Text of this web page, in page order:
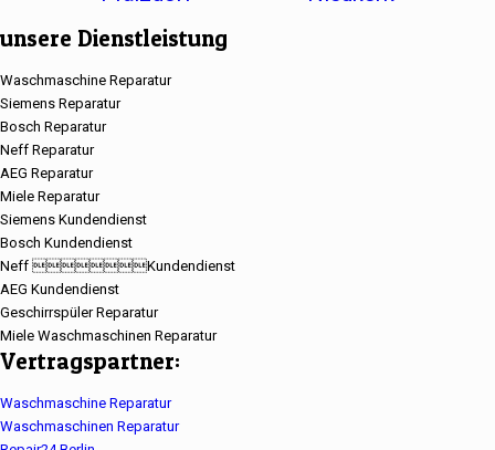
unsere Dienstleistung
Waschmaschine Reparatur
Siemens Reparatur
Bosch Reparatur
Neff Reparatur
AEG Reparatur
Miele Reparatur
Siemens Kundendienst
Bosch Kundendienst
Neff Kundendienst
AEG Kundendienst
Geschirrspüler Reparatur
Miele Waschmaschinen Reparatur
Vertragspartner:
Waschmaschine Reparatur
Waschmaschinen Reparatur